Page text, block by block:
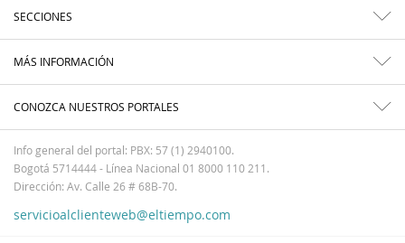
SECCIONES
MÁS INFORMACIÓN
CONOZCA NUESTROS PORTALES
Info general del portal: PBX: 57 (1) 2940100.
Bogotá 5714444 - Línea Nacional 01 8000 110 211.
Dirección: Av. Calle 26 # 68B-70.
servicioalclienteweb@eltiempo.com